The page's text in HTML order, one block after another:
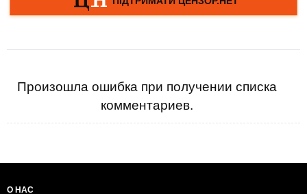
Произошла ошибка при получении списка
комментариев.
О НАС